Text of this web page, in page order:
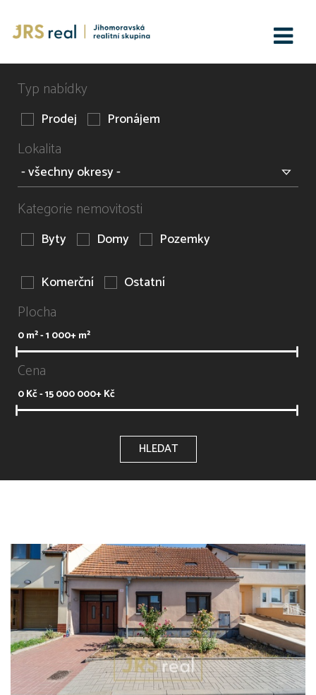
Typ nabídky
Prodej Pronájem
Lokalita
Kategorie nemovitosti
Byty Domy Pozemky
Komerční Ostatní
Plocha
0m² -1 000+m²
Cena
0Kč -15 000 000+Kč
HLEDAT